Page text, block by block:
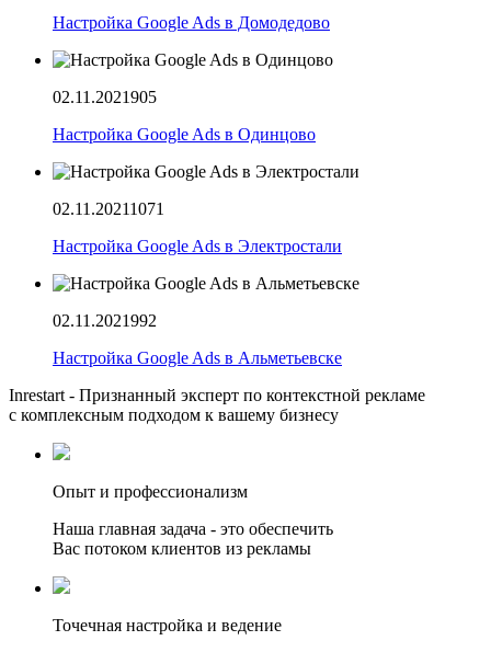
Настройка Google Ads в Домодедово
02.11.2021905
Настройка Google Ads в Одинцово
02.11.20211071
Настройка Google Ads в Электростали
02.11.2021992
Настройка Google Ads в Альметьевске
Inrestart - Признанный эксперт по контекстной рекламе
с комплексным подходом к вашему бизнесу
Опыт и профессионализм
Наша главная задача - это обеспечить
Вас потоком клиентов из рекламы
Точечная настройка и ведение